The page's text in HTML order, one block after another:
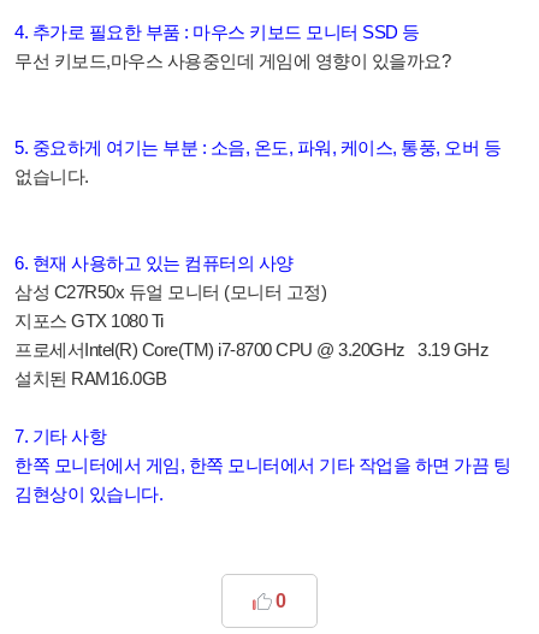
4. 추가로 필요한 부품 : 마우스 키보드 모니터 SSD 등
무선 키보드,마우스 사용중인데 게임에 영향이 있을까요?
5. 중요하게 여기는 부분 : 소음, 온도, 파워, 케이스, 통풍, 오버 등
없습니다.
6. 현재 사용하고 있는 컴퓨터의 사양
삼성 C27R50x 듀얼 모니터 (모니터 고정)
지포스 GTX 1080 Ti
프로세서Intel(R) Core(TM) i7-8700 CPU @ 3.20GHz 3.19 GHz
설치된 RAM16.0GB
7. 기타 사항
한쪽 모니터에서 게임, 한쪽 모니터에서 기타 작업을 하면 가끔 팅
김현상이 있습니다.
0